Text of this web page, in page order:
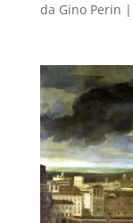
da Gino Perin |